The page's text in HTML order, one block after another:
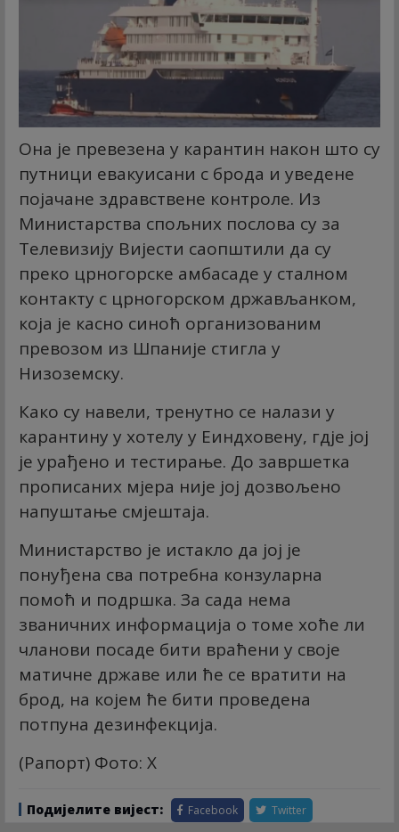
Она је превезена у карантин након што су
путници евакуисани с брода и уведене
појачане здравствене контроле. Из
Министарства спољних послова су за
Телевизију Вијести саопштили да су
преко црногорске амбасаде у сталном
контакту с црногорском држављанком,
која је касно синоћ организованим
превозом из Шпаније стигла у
Низоземску.
Како су навели, тренутно се налази у
карантину у хотелу у Еиндховену, гдје јој
је урађено и тестирање. До завршетка
прописаних мјера није јој дозвољено
напуштање смјештаја.
Министарство је истакло да јој је
понуђена сва потребна конзуларна
помоћ и подршка. За сада нема
званичних информација о томе хоће ли
чланови посаде бити враћени у своје
матичне државе или ће се вратити на
брод, на којем ће бити проведена
потпуна дезинфекција.
(Рапорт) Фото: X
Подијелите вијест: Facebook Twitter